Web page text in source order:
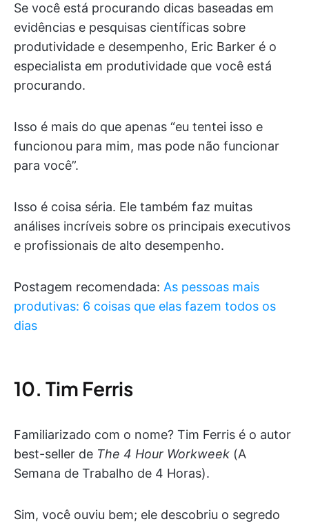
Se você está procurando dicas baseadas em
evidências e pesquisas científicas sobre
produtividade e desempenho, Eric Barker é o
especialista em produtividade que você está
procurando.
Isso é mais do que apenas “eu tentei isso e
funcionou para mim, mas pode não funcionar
para você”.
Isso é coisa séria. Ele também faz muitas
análises incríveis sobre os principais executivos
e profissionais de alto desempenho.
Postagem recomendada: As pessoas mais
produtivas: 6 coisas que elas fazem todos os
dias
10. Tim Ferris
Familiarizado com o nome? Tim Ferris é o autor
best-seller de The 4 Hour Workweek (A
Semana de Trabalho de 4 Horas).
Sim, você ouviu bem; ele descobriu o segredo